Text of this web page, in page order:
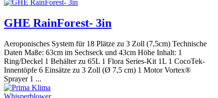
GHE RainForest- 3in
Aeroponisches System für 18 Plätze zu 3 Zoll (7,5cm) Technische
Daten Maße: 63cm im Sechseck und 43cm Höhe Inhalt: 1
Ring/Deckel 1 Behälter zu 65L 1 Flora Series-Kit 1L 1 CocoTek-
Innentöpfe 6 Einsätze zu 3 Zoll (Ø 7,5 cm) 1 Motor Vortex®
Sprayer 1 ...